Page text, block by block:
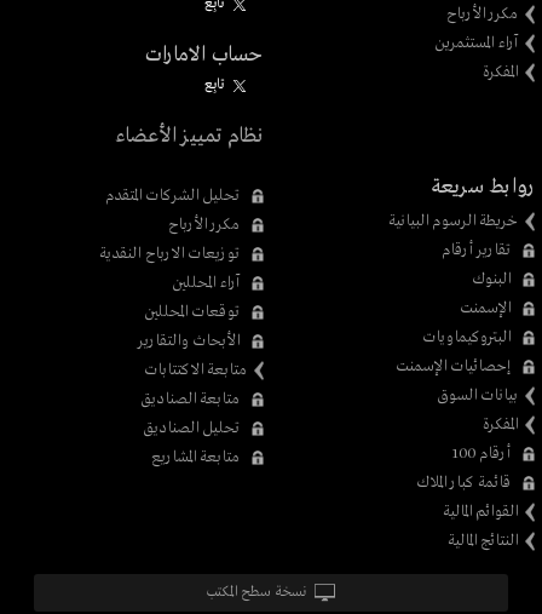
مكرر الأرباح
آراء المستثمرين
المفكرة
حساب الامارات
تابِع
نظام تمييز الأعضاء
روابط سريعة
خريطة الرسوم البيانية
تقارير أرقام
البنوك
الإسمنت
البتروكيماويات
إحصائيات الإسمنت
بيانات السوق
المفكرة
أرقام 100
قائمة كبار الملاك
القوائم المالية
النتائج المالية
تحليل الشركات المتقدم
مكرر الأرباح
توزيعات الارباح النقدية
آراء المحللين
توقعات المحللين
الأبحاث والتقارير
متابعة الاكتتابات
متابعة الصناديق
تحليل الصناديق
متابعة المشاريع
نسخة سطح المكتب